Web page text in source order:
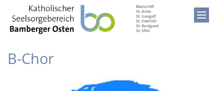
Zum Inhalt springen
B-Chor